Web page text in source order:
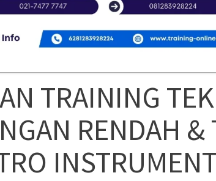
TRAINING
RENDAH &
INSTRUMENT